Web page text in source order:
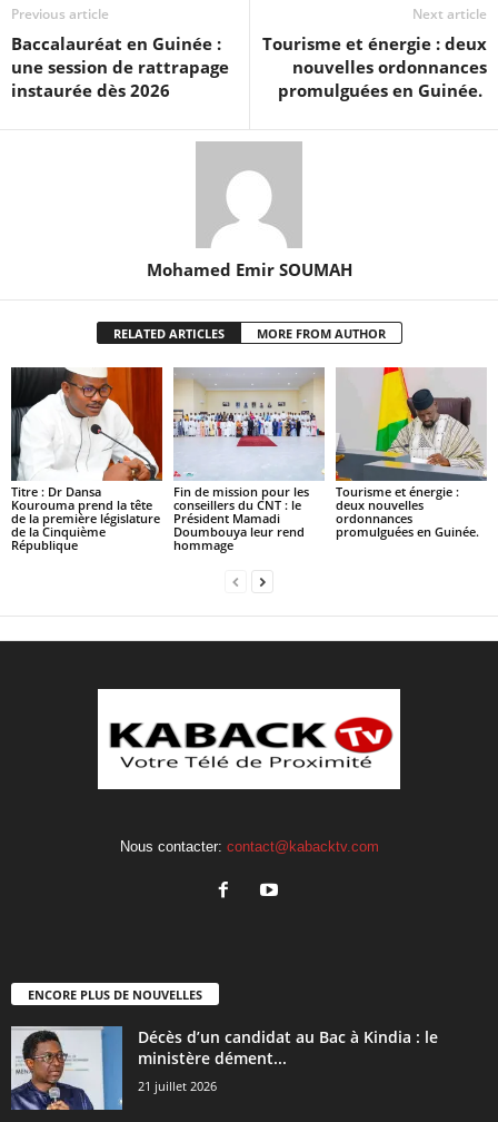
Previous article
Baccalauréat en Guinée :
une session de rattrapage
instaurée dès 2026
Next article
Tourisme et énergie : deux
nouvelles ordonnances
promulguées en Guinée.
Mohamed Emir SOUMAH
RELATED ARTICLES MORE FROM AUTHOR
Titre : Dr Dansa
Kourouma prend la tête
de la première législature
de la Cinquième
République
Fin de mission pour les
conseillers du CNT : le
Président Mamadi
Doumbouya leur rend
hommage
Tourisme et énergie :
deux nouvelles
ordonnances
promulguées en Guinée.
Nous contacter: contact@kabacktv.com
ENCORE PLUS DE NOUVELLES
Décès d’un candidat au Bac à Kindia : le
ministère dément...
21 juillet 2026